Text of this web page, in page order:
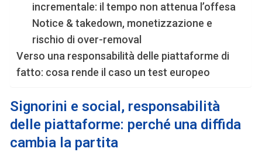
incrementale: il tempo non attenua l’offesa
Notice & takedown, monetizzazione e
rischio di over-removal
Verso una responsabilità delle piattaforme di
fatto: cosa rende il caso un test europeo
Signorini e social, responsabilità
delle piattaforme: perché una diffida
cambia la partita